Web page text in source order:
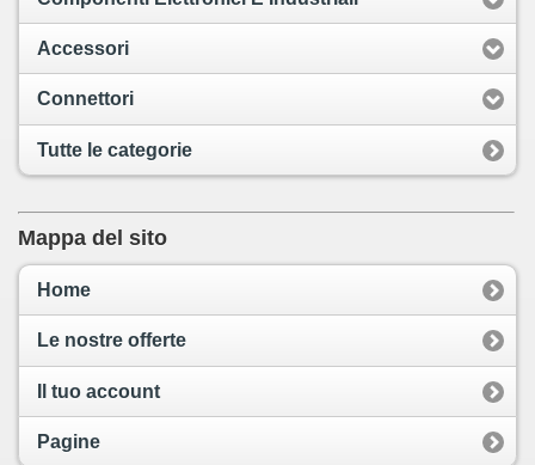
Accessori
Connettori
Tutte le categorie
Mappa del sito
Home
Le nostre offerte
Il tuo account
Pagine